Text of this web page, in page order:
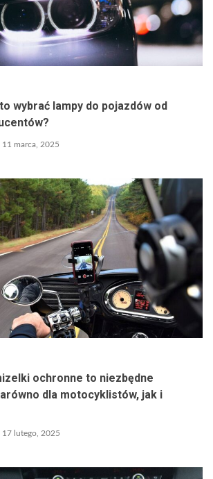
wybrać lampy do pojazdów od
11 marca, 2025
ochronne to niezbędne
dla motocyklistów, jak i
17 lutego, 2025